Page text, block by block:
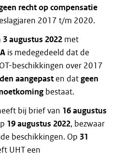
recht op compensatie
2017 t/m 2020.
3 augustus 2022 met
is medegedeeld dat de
beschikkingen over 2017
aangepasten datgeen
bestaat.
bij brief van 16 augustus
19 augustus 2022, bezwaar
beschikkingen. Op 31
UHT een